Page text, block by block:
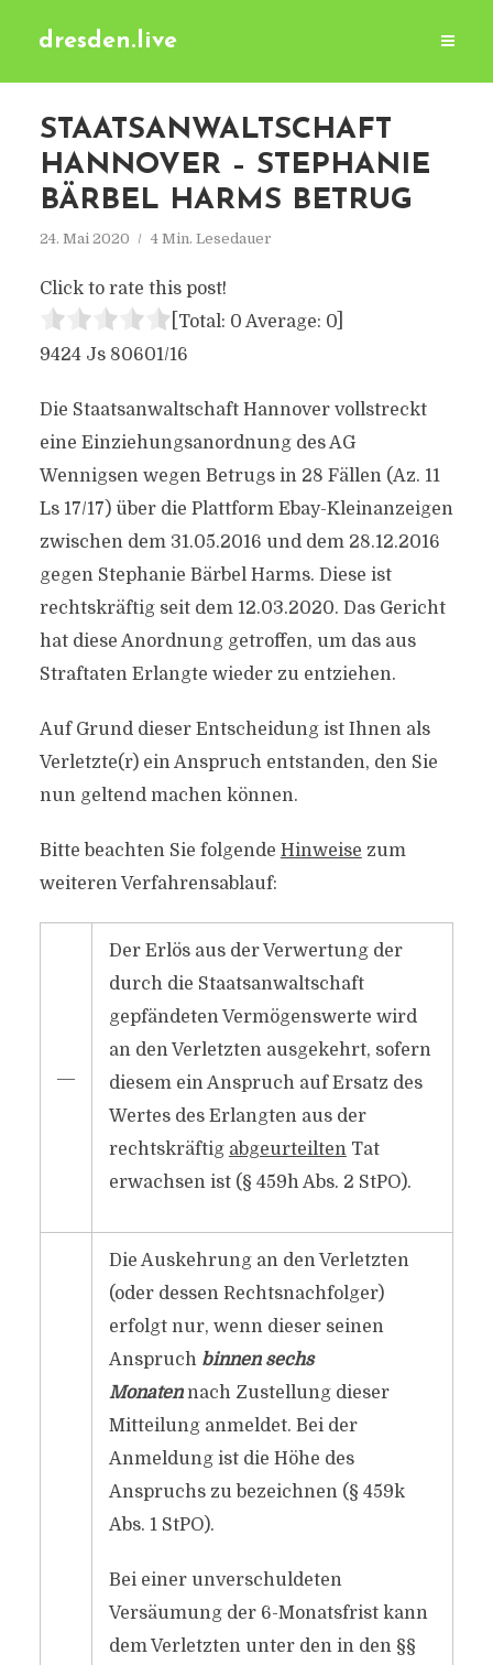
dresden.live
STAATSANWALTSCHAFT
HANNOVER – STEPHANIE
BÄRBEL HARMS BETRUG
24. Mai 2020 4 Min. Lesedauer
Click to rate this post!
[Total: 0 Average: 0]
9424 Js 80601/16
Die Staatsanwaltschaft Hannover vollstreckt
eine Einziehungsanordnung des AG
Wennigsen wegen Betrugs in 28 Fällen (Az. 11
Ls 17/17) über die Plattform Ebay-Kleinanzeigen
zwischen dem 31.05.2016 und dem 28.12.2016
gegen Stephanie Bärbel Harms. Diese ist
rechtskräftig seit dem 12.03.2020. Das Gericht
hat diese Anordnung getroffen, um das aus
Straftaten Erlangte wieder zu entziehen.
Auf Grund dieser Entscheidung ist Ihnen als
Verletzte(r) ein Anspruch entstanden, den Sie
nun geltend machen können.
Bitte beachten Sie folgende Hinweise zum
weiteren Verfahrensablauf:
―
Der Erlös aus der Verwertung der
durch die Staatsanwaltschaft
gepfändeten Vermögenswerte wird
an den Verletzten ausgekehrt, sofern
diesem ein Anspruch auf Ersatz des
Wertes des Erlangten aus der
rechtskräftig abgeurteiltenTat
erwachsen ist (§ 459h Abs. 2 StPO).
Die Auskehrung an den Verletzten
(oder dessen Rechtsnachfolger)
erfolgt nur, wenn dieser seinen
Anspruch binnen sechs
Monatennach Zustellung dieser
Mitteilung anmeldet. Bei der
Anmeldung ist die Höhe des
Anspruchs zu bezeichnen (§ 459k
Abs. 1 StPO).
Bei einer unverschuldeten
Versäumung der 6-Monatsfrist kann
dem Verletzten unter den in den §§